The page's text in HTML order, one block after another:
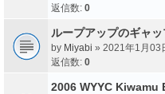
返信数: 0
ループアップのギャ
by Miyabi » 2021年1月03
返信数: 0
2006 WYYC Kiwamu